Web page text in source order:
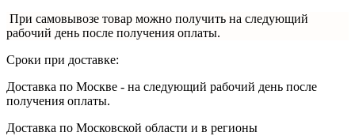
При самовывозе товар можно получить на следующий
рабочий день после получения оплаты.
Сроки при доставке:
Доставка по Москве - на следующий рабочий день после
получения оплаты.
Доставка по Московской области и в регионы